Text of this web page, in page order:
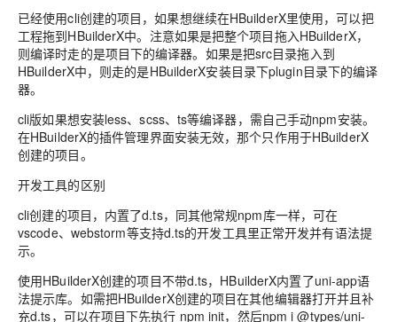
已经使用cli创建的项目，如果想继续在HBuilderX里使用，可以把
工程拖到HBuilderX中。注意如果是把整个项目拖入HBuilderX，
则编译时走的是项目下的编译器。如果是把src目录拖入到
HBuilderX中，则走的是HBuilderX安装目录下plugin目录下的编译
器。
cli版如果想安装less、scss、ts等编译器，需自己手动npm安装。
在HBuilderX的插件管理界面安装无效，那个只作用于HBuilderX
创建的项目。
开发工具的区别
cli创建的项目，内置了d.ts，同其他常规npm库一样，可在
vscode、webstorm等支持d.ts的开发工具里正常开发并有语法提
示。
使用HBuilderX创建的项目不带d.ts，HBuilderX内置了uni-app语
法提示库。如需把HBuilderX创建的项目在其他编辑器打开并且补
充d.ts，可以在项目下先执行 npm init，然后npm i @types/uni-